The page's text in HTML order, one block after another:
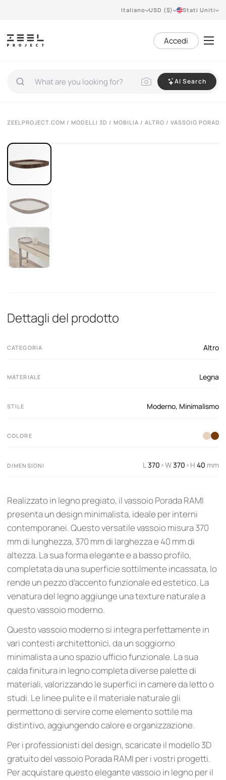
Italiano USD ($) Stati Uniti
Accedi
AI Search
ZEELPROJECT.COM / MODELLI 3D / MOBILIA / ALTRO / VASSOIO PORADA
VIEW 360°
Dettagli del prodotto
CATEGORIA Altro
MATERIALE Legna
STILE Moderno, Minimalismo
COLORE
DIMENSIONI L370 ×W370 ×H 40 mm
Realizzato in legno pregiato, il vassoio Porada RAMI
presenta un design minimalista, ideale per interni
contemporanei. Questo versatile vassoio misura 370
mm di lunghezza, 370 mm di larghezza e 40 mm di
altezza. La sua forma elegante e a basso profilo,
completata da una superficie sottilmente incassata, lo
rende un pezzo d'accento funzionale ed estetico. La
venatura del legno aggiunge una texture naturale a
questo vassoio moderno.
Questo vassoio moderno si integra perfettamente in
vari contesti architettonici, da un soggiorno
minimalista a uno spazio ufficio funzionale. La sua
calda finitura in legno completa diverse palette di
materiali, valorizzando le superfici in camere da letto o
studi. Le linee pulite e il materiale naturale gli
permettono di servire come elemento sottile ma
distintivo, aggiungendo calore e organizzazione.
Per i professionisti del design, scaricate il modello 3D
gratuito del vassoio Porada RAMI per i vostri progetti.
Per acquistare questo elegante vassoio in legno per il